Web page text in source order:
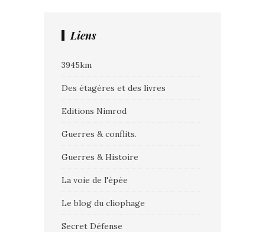
Liens
3945km
Des étagères et des livres
Editions Nimrod
Guerres & conflits.
Guerres & Histoire
La voie de l'épée
Le blog du cliophage
Secret Défense